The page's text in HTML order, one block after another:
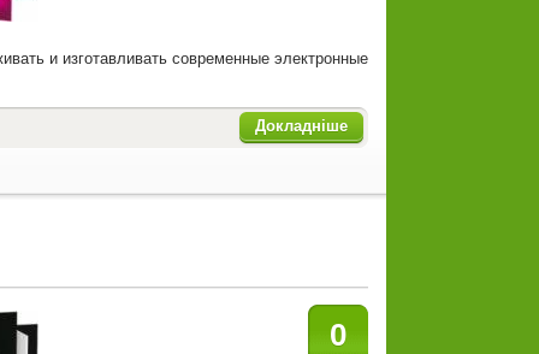
и изготавливать современные электронные
Докладніше
0